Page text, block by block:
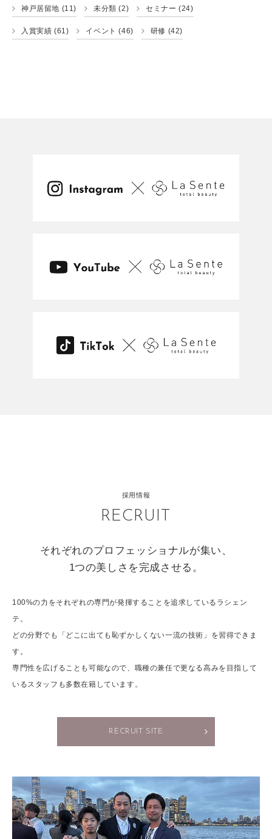
神戸居留地 (11) 未分類 (2) セミナー (24)
入賞実績 (61) イベント (46) 研修 (42)
採用情報
RECRUIT
それぞれのプロフェッショナルが集い、
1つの美しさを完成させる。
100%の力をそれぞれの専門が発揮することを追求しているラシェン
テ。
どの分野でも「どこに出ても恥ずかしくない一流の技術」を習得できま
す。
専門性を広げることも可能なので、職種の兼任で更なる高みを目指して
いるスタッフも多数在籍しています。
RECRUIT SITE